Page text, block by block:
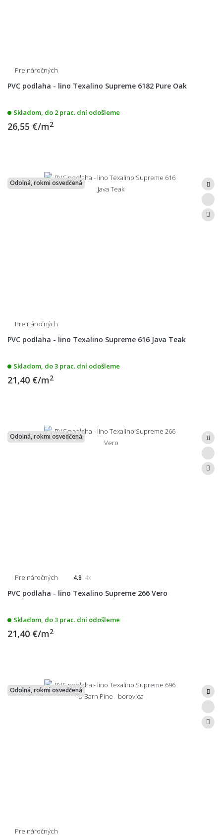
Pre náročných
PVC podlaha - lino Texalino Supreme 6182 Pure Oak
Skladom, do 2 prac. dní odošleme
26,55 €/m2
Odolná, rokmi osvedčená
Pre náročných
PVC podlaha - lino Texalino Supreme 616 Java Teak
Skladom, do 3 prac. dní odošleme
21,40 €/m2
Odolná, rokmi osvedčená
Pre náročných 4.8 4x
PVC podlaha - lino Texalino Supreme 266 Vero
Skladom, do 3 prac. dní odošleme
21,40 €/m2
Odolná, rokmi osvedčená
Pre náročných